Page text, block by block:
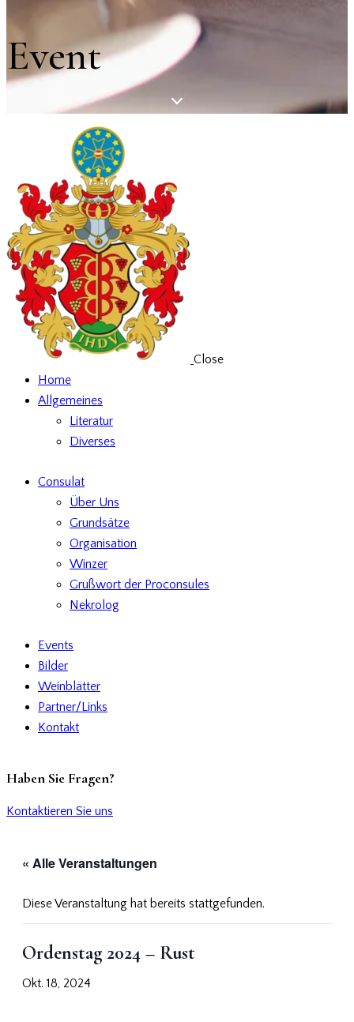
Event
Close
Home
Allgemeines
Literatur
Diverses
Consulat
Über Uns
Grundsätze
Organisation
Winzer
Grußwort der Proconsules
Nekrolog
Events
Bilder
Weinblätter
Partner/Links
Kontakt
Haben Sie Fragen?
Kontaktieren Sie uns
« Alle Veranstaltungen
Diese Veranstaltung hat bereits stattgefunden.
Ordenstag 2024 – Rust
Okt. 18, 2024